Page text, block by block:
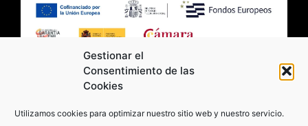
Gestionar el
Consentimiento de las
Cookies
Utilizamos cookies para optimizar nuestro sitio web y nuestro servicio.
2026 Moviltick technologies. Todos los